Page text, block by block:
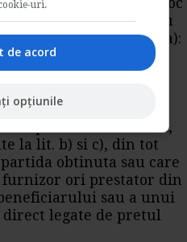
in cazul in care are loc
argument pentru a nu
art. 137 alin. (1) litera a):
pe valoarea adaugata
si prestari de servicii,
la lit. b) si c), din tot
obtinuta sau care
furnizor ori prestator din
sau a unui
legate de pretul
uri.
de acord
opțiunile